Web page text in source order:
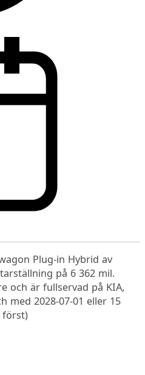
Plug-in Hybrid av
på 6 362 mil.
och är fullservad på KIA,
med 2028-07-01 eller 15
först)